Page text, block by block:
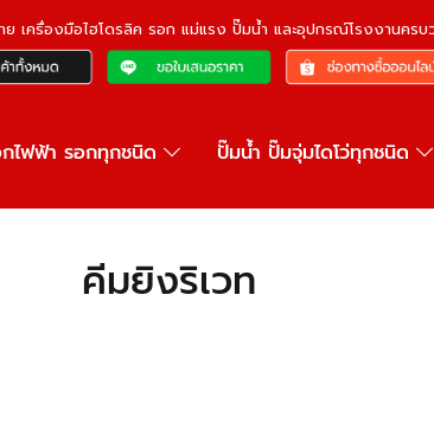
ย เครื่องมือไฮโดรลิค รอก แม่แรง ปั๊มน้ำ และอุปกรณ์โรงงานคร
ไฟฟ้า รอกทุกชนิด ปั๊มน้ำ ปั๊มจุ่มไดโว่ทุกชนิด
คีมยิงริเวท